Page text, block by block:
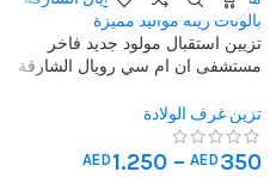
تزيين استقبال مولود جديد فاخر
مستشفى ان ام سي رويال الشارقة
تزين غرف الولادة
AED 350
–
AED 1.250